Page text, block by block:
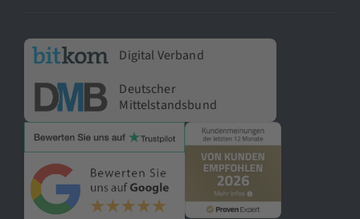
Digital Verband
Deutscher
Mittelstandsbund